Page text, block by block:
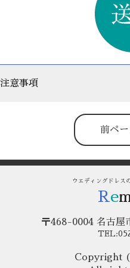
注意事項
前ペ
ウエディングドレス
R e
〒468-0004 名古屋
Copyright